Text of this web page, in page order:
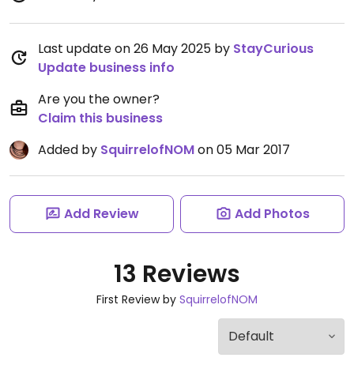
Last update on 26 May 2025 by StayCurious
Update business info
Are you the owner?
Claim this business
Added by SquirrelofNOMon 05 Mar 2017
Add Review Add Photos
13 Reviews
First Review by SquirrelofNOM